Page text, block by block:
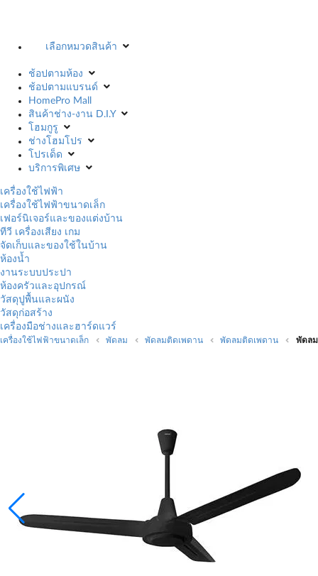
เลือกหมวดสินค้า
ช้อปตามห้อง
ช้อปตามแบรนด์
HomePro Mall
สินค้าช่าง-งาน D.I.Y
โฮมกูรู
ช่างโฮมโปร
โปรเด็ด
บริการพิเศษ
เครื่องใช้ไฟฟ้า
เครื่องใช้ไฟฟ้าขนาดเล็ก
เฟอร์นิเจอร์และของแต่งบ้าน
ทีวี เครื่องเสียง เกม
จัดเก็บและของใช้ในบ้าน
ห้องน้ำ
งานระบบประปา
ห้องครัวและอุปกรณ์
วัสดุปูพื้นและผนัง
วัสดุก่อสร้าง
เครื่องมือช่างและฮาร์ดแวร์
เครื่องใช้ไฟฟ้าขนาดเล็ก พัดลม พัดลมติดเพดาน พัดลมติดเพดาน พัดลม